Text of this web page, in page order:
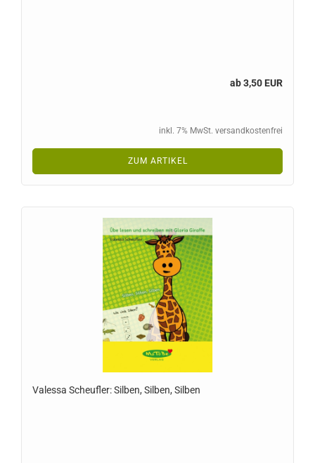
ab 3,50 EUR
inkl. 7% MwSt. versandkostenfrei
ZUM ARTIKEL
Valessa Scheufler: Silben, Silben, Silben